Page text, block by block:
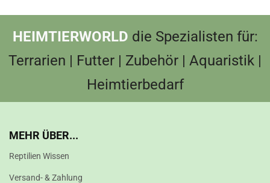
HEIMTIERWORLD die Spezialisten für:
Terrarien | Futter | Zubehör | Aquaristik |
Heimtierbedarf
MEHR ÜBER...
Reptilien Wissen
Versand- & Zahlung